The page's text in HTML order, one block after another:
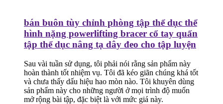
bán buôn tùy chỉnh phòng tập thể dục thể
hình nặng powerlifting bracer cổ tay quấn
tập thể dục nâng tạ dây đeo cho tập luyện
Sau vài tuần sử dụng, tôi phải nói rằng sản phẩm này
hoàn thành tốt nhiệm vụ. Tôi đã kéo giãn chúng khá tốt
và chưa thấy dấu hiệu hao mòn nào. Tôi khuyên dùng
sản phẩm này cho những người ở mọi trình độ muốn
mở rộng bài tập, đặc biệt là với mức giá này.